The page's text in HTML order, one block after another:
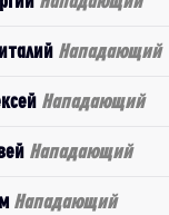
Нападающий
Нападающий
Нападающий
Нападающий